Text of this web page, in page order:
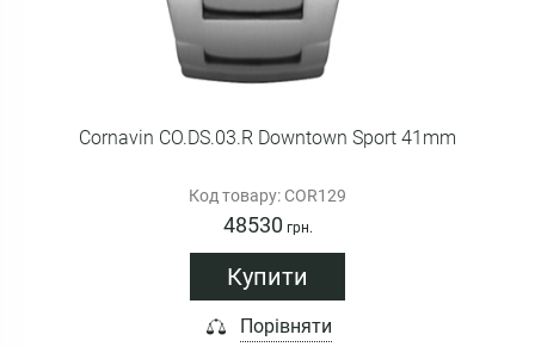
Cornavin CO.DS.03.R Downtown Sport 41mm
Код товару: COR129
48530 грн.
Купити
Порівняти